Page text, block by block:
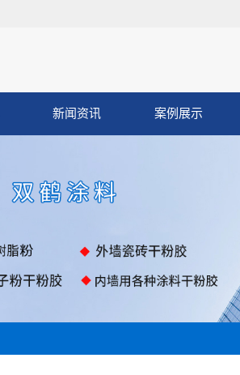
新闻资讯 案例展示